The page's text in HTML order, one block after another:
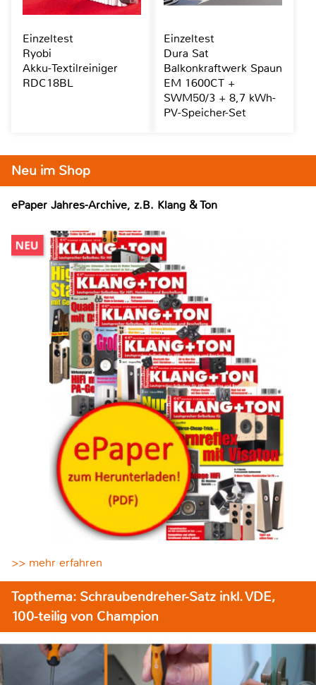
Neu im Shop
ePaper Jahres-Archive, z.B. Klang & Ton
>> mehr erfahren
Topthema: Schraubendreher-Satz inkl. VDE,
100-teilig von Champion
Einzeltest
Ryobi
Akku-Textilreiniger
RDC18BL
Einzeltest
Dura Sat
Balkonkraftwerk Spaun
EM 1600CT +
SWM50/3 + 8,7 kWh-
PV-Speicher-Set